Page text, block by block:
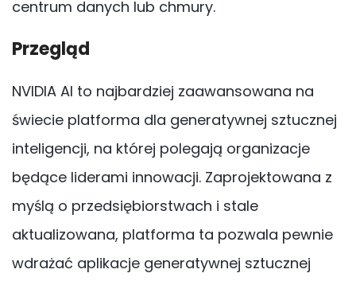
centrum danych lub chmury.
Przegląd
NVIDIA AI to najbardziej zaawansowana na
świecie platforma dla generatywnej sztucznej
inteligencji, na której polegają organizacje
będące liderami innowacji. Zaprojektowana z
myślą o przedsiębiorstwach i stale
aktualizowana, platforma ta pozwala pewnie
wdrażać aplikacje generatywnej sztucznej